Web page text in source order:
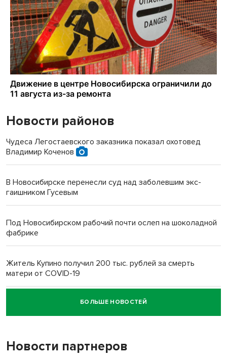
Новости районов
Чудеса Легостаевского заказника показал охотовед
Владимир Коченов
В Новосибирске перенесли суд над заболевшим экс-
гаишником Гусевым
Под Новосибирском рабочий почти ослеп на шоколадной
фабрике
Житель Купино получил 200 тыс. рублей за смерть
матери от COVID-19
Новосибирский суд наказал водителя за смерть
пенсионерки на вокзале
БОЛЬШЕ НОВОСТЕЙ
Новости партнеров